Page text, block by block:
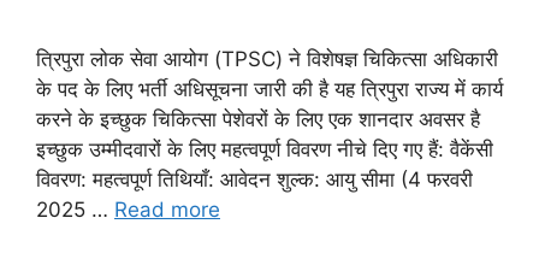
त्रिपुरा लोक सेवा आयोग (TPSC) ने विशेषज्ञ चिकित्सा अधिकारी
के पद के लिए भर्ती अधिसूचना जारी की है यह त्रिपुरा राज्य में कार्य
करने के इच्छुक चिकित्सा पेशेवरों के लिए एक शानदार अवसर है
इच्छुक उम्मीदवारों के लिए महत्वपूर्ण विवरण नीचे दिए गए हैं: वैकेंसी
विवरण: महत्वपूर्ण तिथियाँ: आवेदन शुल्क: आयु सीमा (4 फरवरी
2025 … Read more